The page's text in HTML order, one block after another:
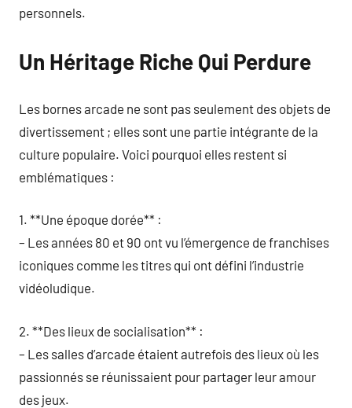
personnels.
Un Héritage Riche Qui Perdure
Les bornes arcade ne sont pas seulement des objets de
divertissement ; elles sont une partie intégrante de la
culture populaire. Voici pourquoi elles restent si
emblématiques :
1. **Une époque dorée** :
– Les années 80 et 90 ont vu l’émergence de franchises
iconiques comme les titres qui ont défini l’industrie
vidéoludique.
2. **Des lieux de socialisation** :
– Les salles d’arcade étaient autrefois des lieux où les
passionnés se réunissaient pour partager leur amour
des jeux.